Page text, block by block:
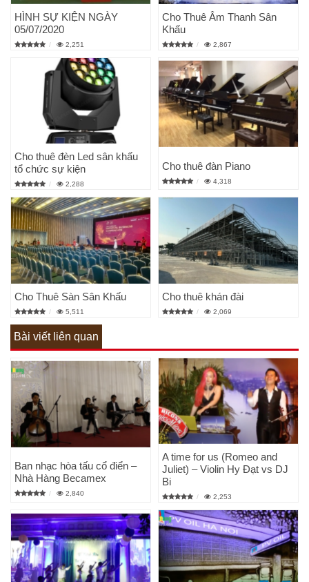
HÌNH SỰ KIỆN NGÀY
05/07/2020
2,251
Cho Thuê Âm Thanh Sân
Khấu
2,867
Cho thuê đèn Led sân khấu
tổ chức sự kiện
2,288
Cho thuê đàn Piano
4,318
Cho Thuê Sàn Sân Khấu
5,511
Cho thuê khán đài
2,069
Bài viết liên quan
Ban nhạc hòa tấu cổ điển –
Nhà Hàng Becamex
2,840
A time for us (Romeo and
Juliet) – Violin Hy Đạt vs DJ
Bi
2,253